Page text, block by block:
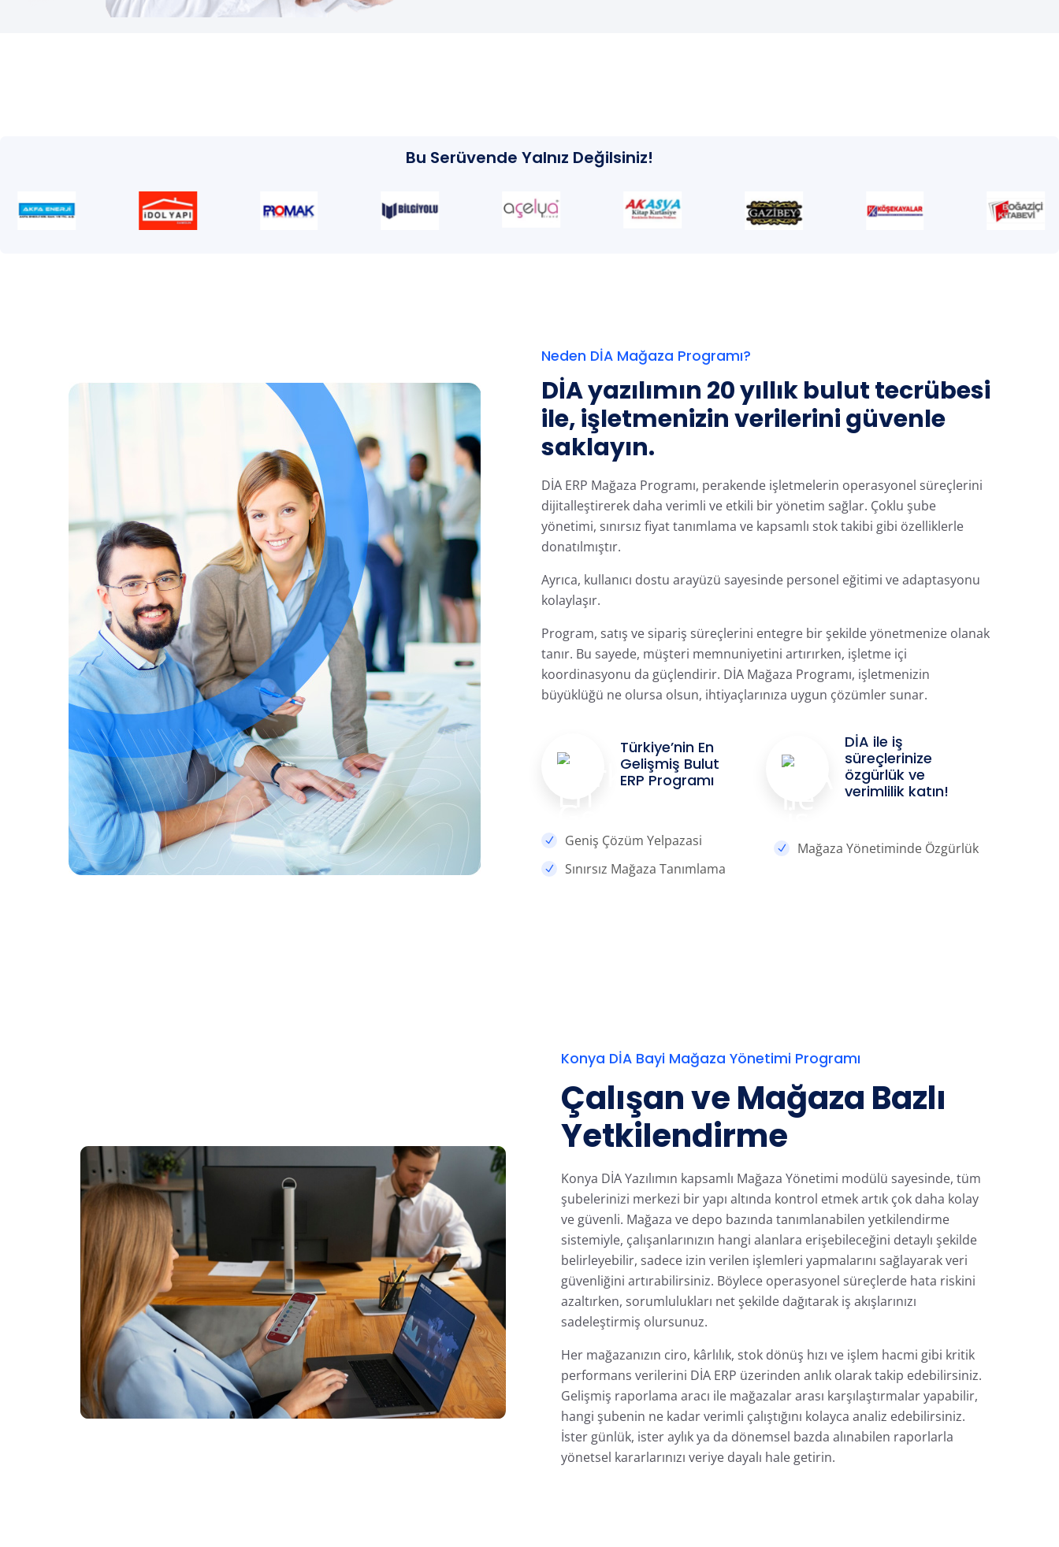
Bu Serüvende Yalnız Değilsiniz!
Neden DİA Mağaza Programı?
DİA yazılımın 20 yıllık bulut tecrübesi
ile, işletmenizin verilerini güvenle
saklayın.
DİA ERP Mağaza Programı, perakende işletmelerin operasyonel süreçlerini
dijitalleştirerek daha verimli ve etkili bir yönetim sağlar. Çoklu şube
yönetimi, sınırsız fiyat tanımlama ve kapsamlı stok takibi gibi özelliklerle
donatılmıştır.
Ayrıca, kullanıcı dostu arayüzü sayesinde personel eğitimi ve adaptasyonu
kolaylaşır.
Program, satış ve sipariş süreçlerini entegre bir şekilde yönetmenize olanak
tanır. Bu sayede, müşteri memnuniyetini artırırken, işletme içi
koordinasyonu da güçlendirir. DİA Mağaza Programı, işletmenizin
büyüklüğü ne olursa olsun, ihtiyaçlarınıza uygun çözümler sunar.
Türkiye’nin En
Gelişmiş Bulut
ERP Programı
DİA ile iş
süreçlerinize
özgürlük ve
verimlilik katın!
Geniş Çözüm Yelpazasi
Sınırsız Mağaza Tanımlama
Mağaza Yönetiminde Özgürlük
Konya DİA Bayi Mağaza Yönetimi Programı
Çalışan ve Mağaza Bazlı
Yetkilendirme
Konya DİA Yazılımın kapsamlı Mağaza Yönetimi modülü sayesinde, tüm
şubelerinizi merkezi bir yapı altında kontrol etmek artık çok daha kolay
ve güvenli. Mağaza ve depo bazında tanımlanabilen yetkilendirme
sistemiyle, çalışanlarınızın hangi alanlara erişebileceğini detaylı şekilde
belirleyebilir, sadece izin verilen işlemleri yapmalarını sağlayarak veri
güvenliğini artırabilirsiniz. Böylece operasyonel süreçlerde hata riskini
azaltırken, sorumlulukları net şekilde dağıtarak iş akışlarınızı
sadeleştirmiş olursunuz.
Her mağazanızın ciro, kârlılık, stok dönüş hızı ve işlem hacmi gibi kritik
performans verilerini DİA ERP üzerinden anlık olarak takip edebilirsiniz.
Gelişmiş raporlama aracı ile mağazalar arası karşılaştırmalar yapabilir,
hangi şubenin ne kadar verimli çalıştığını kolayca analiz edebilirsiniz.
İster günlük, ister aylık ya da dönemsel bazda alınabilen raporlarla
yönetsel kararlarınızı veriye dayalı hale getirin.